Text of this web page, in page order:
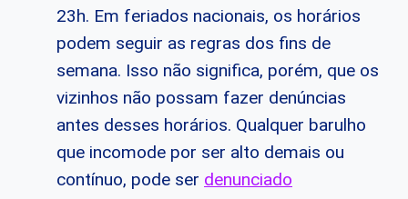
23h. Em feriados nacionais, os horários
podem seguir as regras dos fins de
semana. Isso não significa, porém, que os
vizinhos não possam fazer denúncias
antes desses horários. Qualquer barulho
que incomode por ser alto demais ou
contínuo, pode ser denunciado